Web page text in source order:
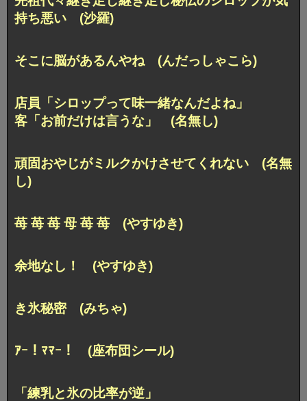
持ち悪い (沙羅)
そこに脳があるんやね (んだっしゃこら)
店員「シロップって味一緒なんだよね」
客「お前だけは言うな」 (名無し)
頑固おやじがミルクかけさせてくれない (名無
し)
苺 苺 苺 母 苺 苺 (やすゆき)
余地なし！ (やすゆき)
き氷秘密 (みちゃ)
ｱｰ！ﾏﾏｰ！ (座布団シール)
「練乳と氷の比率が逆」